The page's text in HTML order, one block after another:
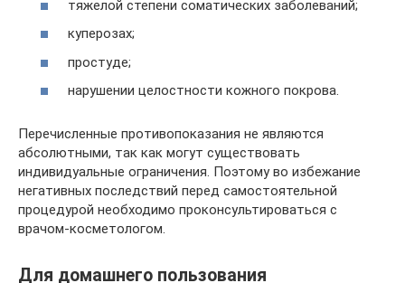
тяжелой степени соматических заболеваний;
куперозах;
простуде;
нарушении целостности кожного покрова.
Перечисленные противопоказания не являются
абсолютными, так как могут существовать
индивидуальные ограничения. Поэтому во избежание
негативных последствий перед самостоятельной
процедурой необходимо проконсультироваться с
врачом-косметологом.
Для домашнего пользования